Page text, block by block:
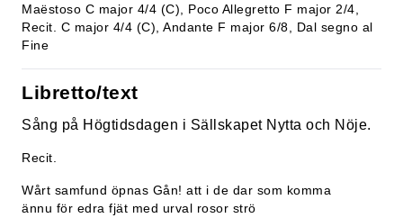
Maëstoso C major 4/4 (C), Poco Allegretto F major 2/4,
Recit. C major 4/4 (C), Andante F major 6/8, Dal segno al
Fine
Libretto/text
Sång på Högtidsdagen i Sällskapet Nytta och Nöje.
Recit.
Wårt samfund öpnas Gån! att i de dar som komma
ännu för edra fjät med urval rosor strö